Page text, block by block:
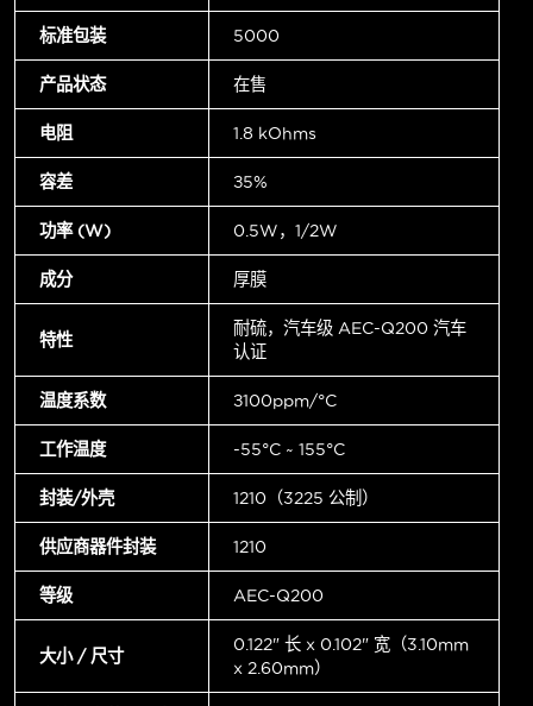
标准包装 5000
产品状态 在售
电阻 1.8 kOhms
容差 ±5%
功率 (W) 0.5W，1/2W
成分 厚膜
特性
耐硫，汽车级 AEC-Q200 汽车
认证
温度系数 ±100ppm/°C
工作温度 -55°C ~ 155°C
封装/外壳 1210（3225 公制）
供应商器件封装 1210
等级 AEC-Q200
大小 / 尺寸
0.122" 长 x 0.102" 宽（3.10mm
x 2.60mm）